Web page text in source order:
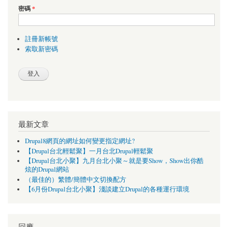
密碼*
註冊新帳號
索取新密碼
最新文章
Drupal8網頁的網址如何變更指定網址?
【Drupal台北輕鬆聚】一月台北Drupal輕鬆聚
【Drupal台北小聚】九月台北小聚～就是要Show，Show出你酷
炫的Drupal網站
（最佳的）繁體/簡體中文切換配方
【6月份Drupal台北小聚】淺談建立Drupal的各種運行環境